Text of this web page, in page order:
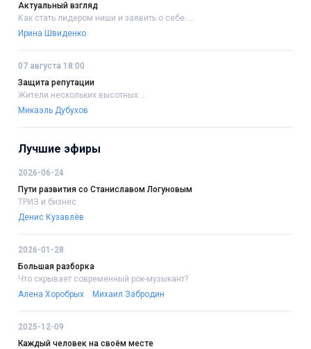
Актуальный взгляд
Как стать лидером ниши и заявить о себе....
Ирина Швиденко
07 августа 18:00
Защита репутации
Жители нескольких высотных....
Микаэль Дубухов
Лучшие эфиры
2026-06-24
Пути развития со Станиславом Логуновым
ТРИЗ и бизнес
Денис Кузавлёв
2026-01-28
Большая разборка
Что скрывает современный рок-музыкант?
Алена Хоробрых
Михаил Забродин
2025-12-09
Каждый человек на своём месте